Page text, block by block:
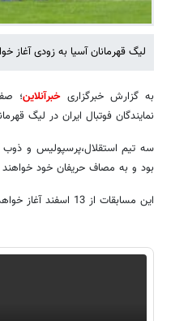
لیگ قهرمانان آسیا به زودی آغاز
به گزارش خبرگزاریخبرآنلاین؛
نمایندگان فوتبال ایران در لیگ
سه تیم استقلال،پرسپولیس و ذوب
بود و به مصاف حریفان خود
این مسابقات از 13 اسفند آغاز خواهد شد.